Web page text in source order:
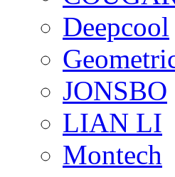
Deepcool
JONSBO
LIAN LI
Montech